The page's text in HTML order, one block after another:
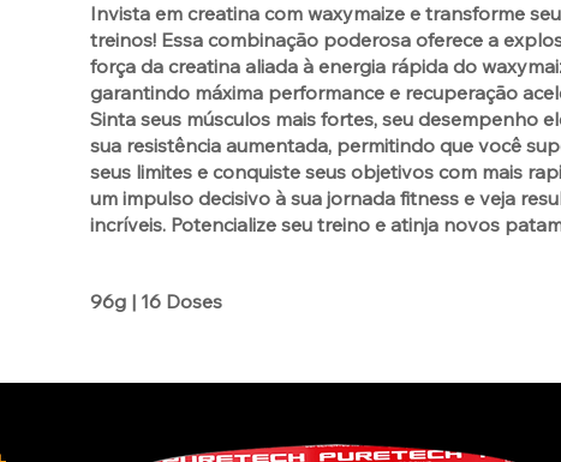
Invista em creatina com waxymaize e transforme
treinos! Essa combinação poderosa oferece a
força da creatina aliada à energia rápida do
garantindo máxima performance e recuperação
Sinta seus músculos mais fortes, seu desempenho
sua resistência aumentada, permitindo que você
seus limites e conquiste seus objetivos com mais
um impulso decisivo à sua jornada fitness e veja
incríveis. Potencialize seu treino e atinja novos
96g | 16 Doses